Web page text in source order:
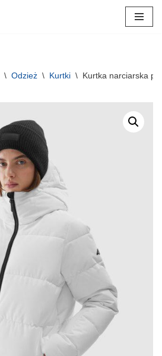
\ Odzież \ Kurtki \ Kurtka narciarska